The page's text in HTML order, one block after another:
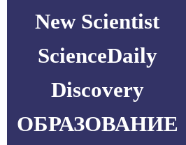
New Scientist
ScienceDaily
Discovery
ОБРАЗОВАНИЕ